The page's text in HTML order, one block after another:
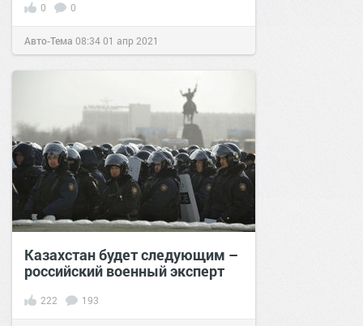
0 0
Авто-Тема 08:3401 апр 2021
Казахстан будет следующим –
российский военный эксперт
222 193